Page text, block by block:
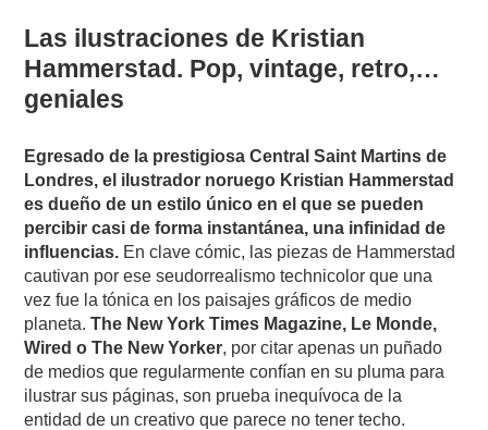
Las ilustraciones de Kristian
Hammerstad. Pop, vintage, retro,…
geniales
Egresado de la prestigiosa Central Saint Martins de
Londres, el ilustrador noruego Kristian Hammerstad
es dueño de un estilo único en el que se pueden
percibir casi de forma instantánea, una infinidad de
influencias. En clave cómic, las piezas de Hammerstad
cautivan por ese seudorrealismo technicolor que una
vez fue la tónica en los paisajes gráficos de medio
planeta.The New York Times Magazine, Le Monde,
Wired o The New Yorker, por citar apenas un puñado
de medios que regularmente confían en su pluma para
ilustrar sus páginas, son prueba inequívoca de la
entidad de un creativo que parece no tener techo.